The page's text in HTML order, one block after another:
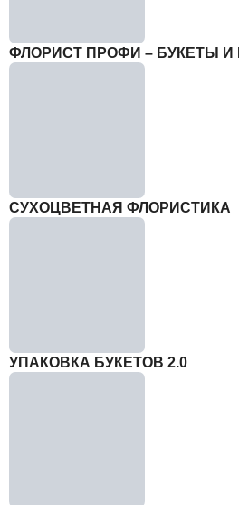
ФЛОРИСТ ПРОФИ – БУКЕТЫ
СУХОЦВЕТНАЯ ФЛОРИСТИКА
УПАКОВКА БУКЕТОВ 2.0